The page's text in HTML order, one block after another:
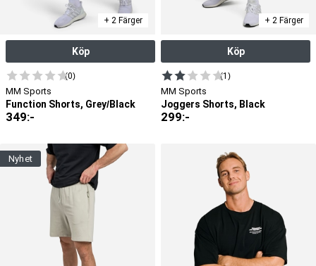
+ 2 Färger
Köp
(0)
MM Sports
Function Shorts, Grey/Black
349:-
+ 2 Färger
Köp
(1)
MM Sports
Joggers Shorts, Black
299:-
nyhet